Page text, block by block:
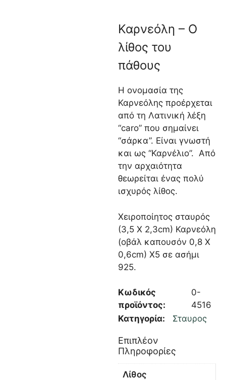
Καρνεόλη – Ο
λίθος του
πάθους
Η ονομασία της
Καρνεόλης προέρχεται
από τη Λατινική λέξη
“caro” που σημαίνει
“σάρκα”. Είναι γνωστή
και ως “Καρνέλιο”. Από
την αρχαιότητα
θεωρείται ένας πολύ
ισχυρός λίθος.
Χειροποίητος σταυρός
(3,5 Χ 2,3cm) Καρνεόλη
(οβάλ καπουσόν 0,8 Χ
0,6cm) Χ5 σε ασήμι
925.
Κωδικός
προϊόντος:
0-
4516
Κατηγορία:
Σταυρος
Επιπλέον
Πληροφορίες
Λίθος